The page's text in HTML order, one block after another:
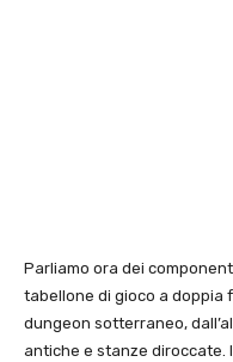
Parliamo ora dei
tabellone di gioco a doppia
dungeon sotterraneo,
antiche e stanze diroccate.